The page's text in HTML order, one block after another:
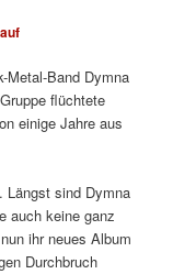
Metal-Band Dymna
flüchtete
einige Jahre aus
Längst sind Dymna
auch keine ganz
ihr neues Album
Durchbruch